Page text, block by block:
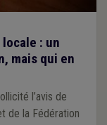
: un
mais qui en
l’avis de
de la Fédération